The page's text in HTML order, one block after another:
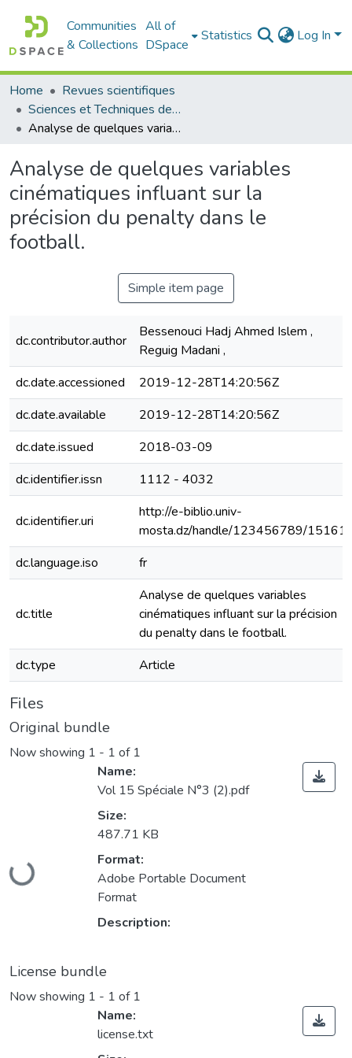
Communities
& Collections
All of
DSpace
Statistics Log In
Home
Revues scientifiques
Sciences et Techniques des Activités Physiques et Sportives (RISTAPS)
Analyse de quelques variables cinématiques influant sur la précision du penalty dans le football.
Analyse de quelques variables
cinématiques influant sur la
précision du penalty dans le
football.
Simple item page
dc.contributor.author
Bessenouci Hadj Ahmed Islem ,
Reguig Madani ,
dc.date.accessioned
2019-12-28T14:20:56Z
dc.date.available
2019-12-28T14:20:56Z
dc.date.issued
2018-03-09
dc.identifier.issn
1112 - 4032
dc.identifier.uri
http://e-biblio.univ-
mosta.dz/handle/123456789/15161
dc.language.iso
fr
dc.title
Analyse de quelques variables
cinématiques influant sur la précision
du penalty dans le football.
dc.type
Article
Files
Original bundle
Now showing 1 - 1 of 1
Loading...
Name:
Vol 15 Spéciale N°3 (2).pdf
Size:
487.71 KB
Format:
Adobe Portable Document
Format
Description:
License bundle
Now showing 1 - 1 of 1
Name:
license.txt